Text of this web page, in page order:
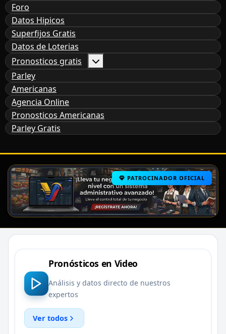
Foro
Datos Hipicos
Superfijos Gratis
Datos de Loterias
Pronosticos gratis
Parley
Americanas
Agencia Online
Pronosticos Americanas
Parley Gratis
PATROCINADOR OFICIAL
Pronósticos en Video
Análisis y datos directo de nuestros
expertos
Ver todos